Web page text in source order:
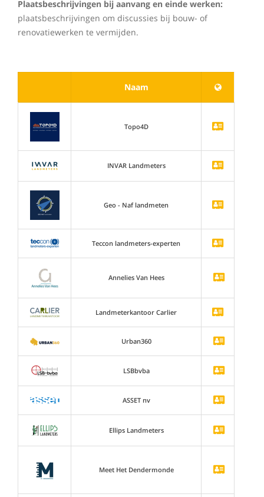
Plaatsbeschrijvingen bij aanvang en einde werken:
plaatsbeschrijvingen om discussies bij bouw- of
renovatiewerken te vermijden.
Naam
Topo4D
INVAR Landmeters
Geo - Naf landmeten
Teccon landmeters-experten
Annelies Van Hees
Landmeterkantoor Carlier
Urban360
LSBbvba
ASSET nv
Ellips Landmeters
Meet Het Dendermonde